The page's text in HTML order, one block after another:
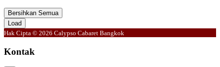
Bersihkan Semua
Load
Hak Cipta © 2026 Calypso Cabaret Bangkok
Kontak